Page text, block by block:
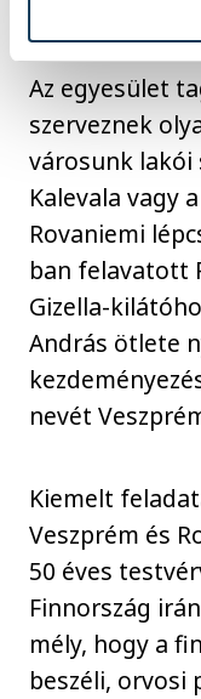
Az egyesület
szerveznek
városunk lakói
Kalevala vagy
Rovaniemi
ban felavatott
Gizella-
András ötlete
nevét
Kiemelt
Veszprém és
50 éves
Finnország
mély, hogy a
beszéli, orvosi